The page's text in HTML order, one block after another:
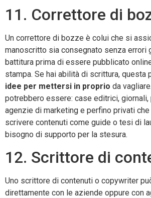
11. Correttore di
Un correttore di bozze è colui che si
manoscritto sia consegnato senza errori
battitura prima di essere pubblicato
stampa. Se hai abilità di scrittura, questa
idee per mettersi in proprio da
potrebbero essere: case editrici, giornali,
agenzie di marketing e perfino privati
scrivere contenuti come guide o tesi di
bisogno di supporto per la stesura.
12. Scrittore di
Uno scrittore di contenuti o copywriter
direttamente con le aziende oppure con